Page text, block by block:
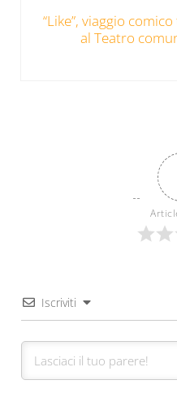
“Like”, viaggio
al Teatro
Iscriviti